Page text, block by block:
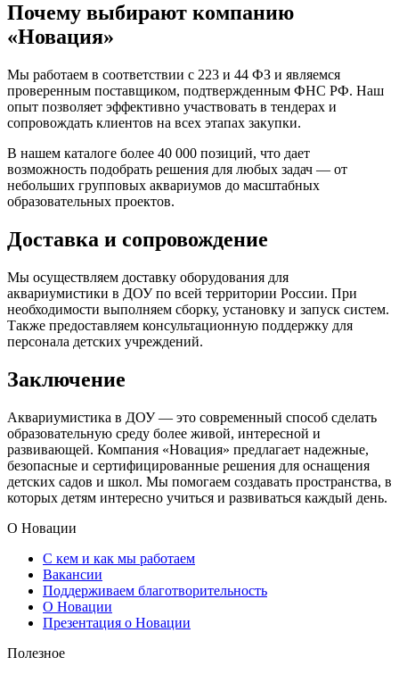
Почему выбирают компанию
«Новация»
Мы работаем в соответствии с 223 и 44 ФЗ и являемся
проверенным поставщиком, подтвержденным ФНС РФ. Наш
опыт позволяет эффективно участвовать в тендерах и
сопровождать клиентов на всех этапах закупки.
В нашем каталоге более 40 000 позиций, что дает
возможность подобрать решения для любых задач — от
небольших групповых аквариумов до масштабных
образовательных проектов.
Доставка и сопровождение
Мы осуществляем доставку оборудования для
аквариумистики в ДОУ по всей территории России. При
необходимости выполняем сборку, установку и запуск систем.
Также предоставляем консультационную поддержку для
персонала детских учреждений.
Заключение
Аквариумистика в ДОУ — это современный способ сделать
образовательную среду более живой, интересной и
развивающей. Компания «Новация» предлагает надежные,
безопасные и сертифицированные решения для оснащения
детских садов и школ. Мы помогаем создавать пространства, в
которых детям интересно учиться и развиваться каждый день.
О Новации
С кем и как мы работаем
Вакансии
Поддерживаем благотворительность
О Новации
Презентация о Новации
Полезное